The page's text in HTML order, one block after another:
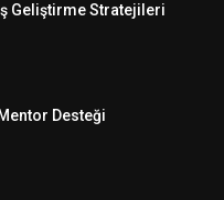
Geliştirme Stratejileri
Desteği